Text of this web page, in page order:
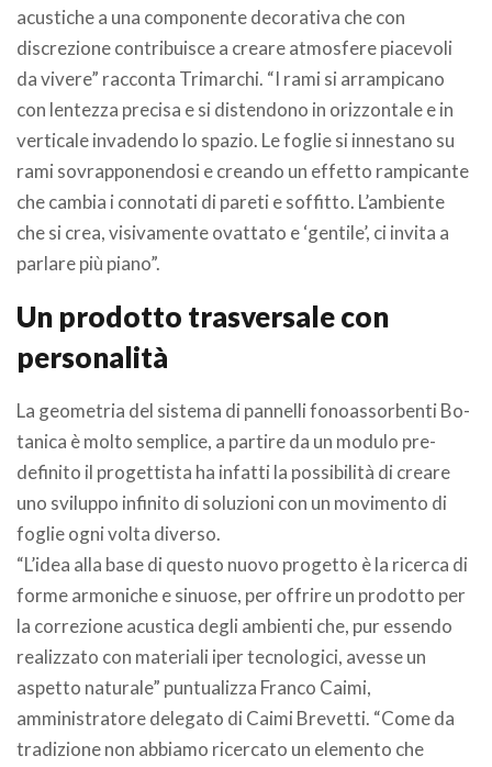
acustiche a una componente decorativa che con
discrezione contribuisce a creare atmosfere piacevoli
da vivere” racconta Trimarchi. “I rami si arrampicano
con lentezza precisa e si distendono in orizzontale e in
verticale invadendo lo spazio. Le foglie si innestano su
rami sovrapponendosi e creando un effetto rampicante
che cambia i connotati di pareti e soffitto. L’ambiente
che si crea, visivamente ovattato e ‘gentile’, ci invita a
parlare più piano”.
Un prodotto trasversale con
personalità
La geometria del sistema di pannelli fonoassorbenti Bo-
tanica è molto semplice, a partire da un modulo pre-
definito il progettista ha infatti la possibilità di creare
uno sviluppo infinito di soluzioni con un movimento di
foglie ogni volta diverso.
“L’idea alla base di questo nuovo progetto è la ricerca di
forme armoniche e sinuose, per offrire un prodotto per
la correzione acustica degli ambienti che, pur essendo
realizzato con materiali iper tecnologici, avesse un
aspetto naturale” puntualizza Franco Caimi,
amministratore delegato di Caimi Brevetti. “Come da
tradizione non abbiamo ricercato un elemento che